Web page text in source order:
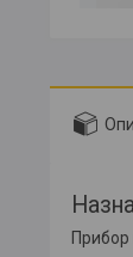
Прибор